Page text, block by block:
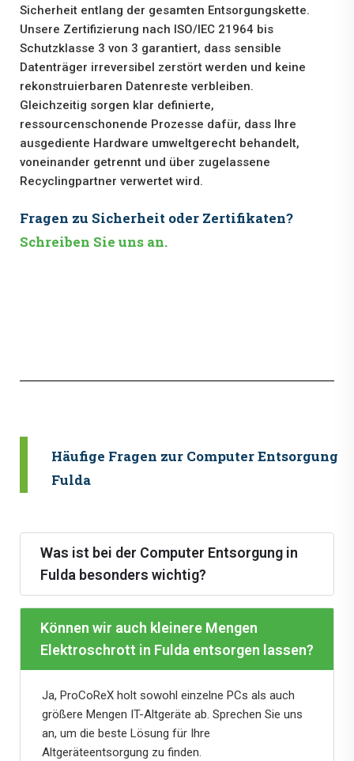
Sicherheit entlang der gesamten Entsorgungskette.
Unsere Zertifizierung nach ISO/IEC 21964 bis
Schutzklasse 3 von 3 garantiert, dass sensible
Datenträger irreversibel zerstört werden und keine
rekonstruierbaren Datenreste verbleiben.
Gleichzeitig sorgen klar definierte,
ressourcenschonende Prozesse dafür, dass Ihre
ausgediente Hardware umweltgerecht behandelt,
voneinander getrennt und über zugelassene
Recyclingpartner verwertet wird.
Fragen zu Sicherheit oder Zertifikaten?
Schreiben Sie uns an.
Häufige Fragen zur Computer Entsorgung
Fulda
Was ist bei der Computer Entsorgung in
Fulda besonders wichtig?
Können wir auch kleinere Mengen
Elektroschrott in Fulda entsorgen lassen?
Ja, ProCoReX holt sowohl einzelne PCs als auch
größere Mengen IT-Altgeräte ab. Sprechen Sie uns
an, um die beste Lösung für Ihre
Altgeräteentsorgung zu finden.